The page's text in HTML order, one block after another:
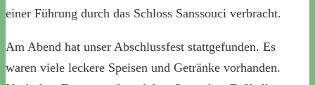
einer Führung durch das Schloss Sanssouci verbracht.
Am Abend hat unser Abschlussfest stattgefunden. Es
waren viele leckere Speisen und Getränke vorhanden.